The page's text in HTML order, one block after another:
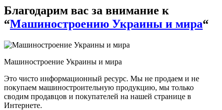
Благодарим вас за внимание к
“Машиностроению Украины и мира“
Машиностроение Украины и мира
Это чисто информационный ресурс. Мы не продаем и не
покупаем машиностроительную продукцию, мы только
сводим продавцов и покупателей на нашей странице в
Интернете.